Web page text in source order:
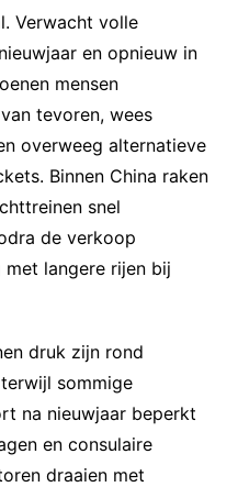
Verwacht volle
en opnieuw in
mensen
tevoren, wees
overweeg alternatieve
Binnen China raken
snel
de verkoop
langere rijen bij
druk zijn rond
sommige
na nieuwjaar beperkt
en consulaire
draaien met